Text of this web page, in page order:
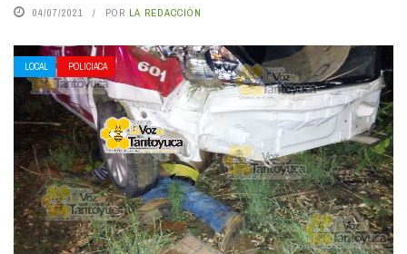
04/07/2021 POR LA REDACCIÓN
LOCAL POLICIACA